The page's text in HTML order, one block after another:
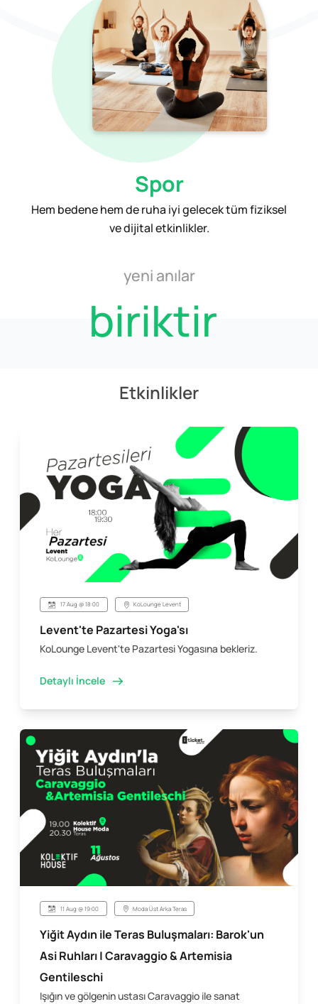
Spor
Hem bedene hem de ruha iyi gelecek tüm fiziksel
ve dijital etkinlikler.
yeni anılar
biriktir
Etkinlikler
17 Aug @ 18:00 KoLounge Levent
Levent'te Pazartesi Yoga'sı
KoLounge Levent'te Pazartesi Yogasına bekleriz.
Detaylı İncele
11 Aug @ 19:00 Moda Üst Arka Teras
Yiğit Aydın ile Teras Buluşmaları: Barok'un
Asi Ruhları | Caravaggio & Artemisia
Gentileschi
Işığın ve gölgenin ustası Caravaggio ile sanat